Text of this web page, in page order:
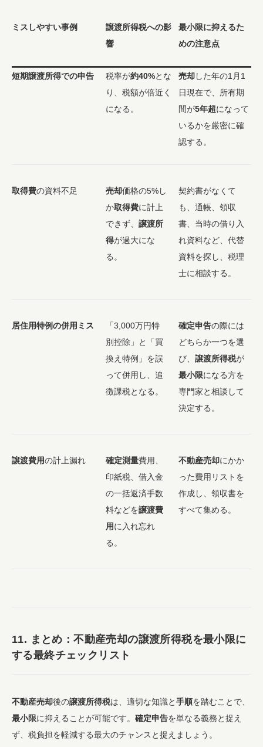
ミスしやすい事例
譲渡所得税への影
響
最小限に抑えるた
めの注意点
短期譲渡所得での申告 税率が約40%とな
り、税額が倍近く
になる。
売却 した年の1月1
日現在で、所有期
間が5年超になって
いるかを厳密に確
認する。
取得費の資料不足 売却価格の5%し
か取得費に計上
できず、 譲渡所
得が過大にな
る。
契約書がなくて
も、通帳、領収
書、当時の借り入
れ資料など、代替
資料を探し、税理
士に相談する。
居住用特例の併用ミス
「3,000万円特
別控除」と「買
換え特例」を誤
って併用し、追
徴課税となる。
確定申告の際には
どちらか一つを選
び、 譲渡所得税が
最小限になる方を
専門家と相談して
決定する。
譲渡費用の計上漏れ 確定測量費用、
印紙税、借入金
の一括返済手数
料などを譲渡費
用に入れ忘れ
る。
不動産売却にかか
った費用リストを
作成し、領収書を
すべて集める。
11. まとめ：不動産売却の譲渡所得税を最小限に
する最終チェックリスト
不動産売却後の譲渡所得税は、適切な知識と手順を踏むことで、
最小限に抑えることが可能です。 確定申告を単なる義務と捉え
ず、税負担を軽減する最大のチャンスと捉えましょう。